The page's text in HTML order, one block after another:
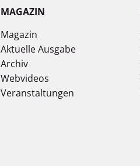
MAGAZIN
Magazin
Aktuelle Ausgabe
Archiv
Webvideos
Veranstaltungen